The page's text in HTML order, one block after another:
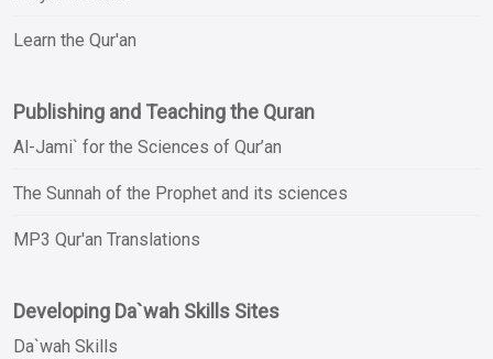
Learn the Qur'an
Publishing and Teaching the Quran
Al-Jami` for the Sciences of Qur’an
The Sunnah of the Prophet and its sciences
MP3 Qur'an Translations
Developing Da`wah Skills Sites
Da`wah Skills